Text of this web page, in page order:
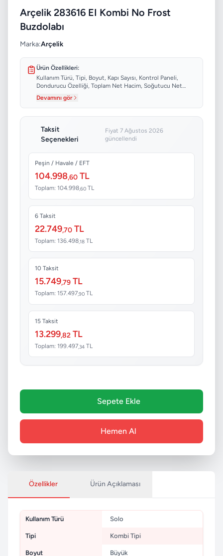
Arçelik 283616 EI Kombi No Frost
Buzdolabı
Marka:Arçelik
Ürün Özellikleri:
Kullanım Türü, Tipi, Boyut, Kapı Sayısı, Kontrol Paneli,
Dondurucu Özelliği, Toplam Net Hacim, Soğutucu Net
Hacim...
Devamını gör
Taksit
Seçenekleri
Fiyat 7 Ağustos 2026
güncellendi
Peşin / Havale / EFT
104.998,60 TL
Toplam: 104.998,60 TL
6 Taksit
22.749,70 TL
Toplam: 136.498,18 TL
10 Taksit
15.749,79 TL
Toplam: 157.497,90 TL
15 Taksit
13.299,82 TL
Toplam: 199.497 ,34 TL
Sepete Ekle
Hemen Al
Özellikler Ürün Açıklaması
Kullanım Türü Solo
Tipi Kombi Tipi
Boyut Büyük